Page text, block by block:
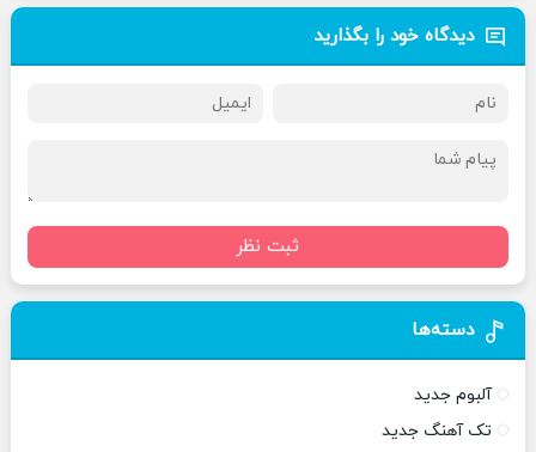
دیدگاه خود را بگذارید
ثبت نظر
دسته‌ها
آلبوم جدید
تک آهنگ جدید